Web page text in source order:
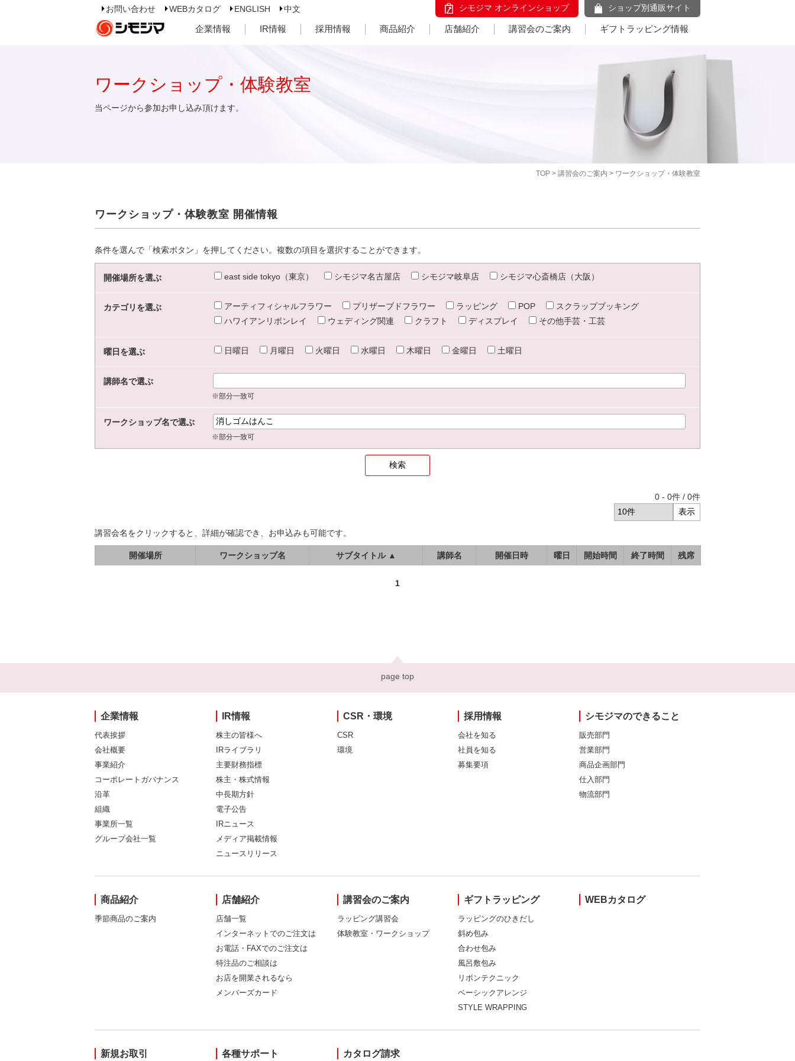
お問い合わせ WEBカタログ ENGLISH 中文 シモジマ オンラインショップ ショップ別通販サイト
企業情報 IR情報 採用情報 商品紹介 店舗紹介 講習会のご案内 ギフトラッピング情報
TOP > 講習会のご案内 > ワークショップ・体験教室
ワークショップ・体験教室
当ページから参加お申し込み頂けます。
ワークショップ・体験教室 開催情報
条件を選んで「検索ボタン」を押してください。複数の項目を選択することができます。
開催場所を選ぶ east side tokyo（東京） シモジマ名古屋店 シモジマ岐阜店 シモジマ心斎橋店（大阪）
カテゴリを選ぶ アーティフィシャルフラワー プリザーブドフラワー ラッピング POP
スクラップブッキング
ハワイアンリボンレイ
ウェディング関連 クラフト ディスプレイ その他手芸・工芸
曜日を選ぶ 日曜日 月曜日 火曜日 水曜日 木曜日 金曜日 土曜日
講師名で選ぶ
※部分一致可
ワークショップ名で選ぶ
※部分一致可
0 - 0件 / 0件
講習会名をクリックすると、詳細が確認でき、お申込みも可能です。
開催場所 ワークショップ名 サブタイトル ▲ 講師名 開催日時 曜日 開始時間 終了時間 残席
1
page top
企業情報
代表挨拶
会社概要
事業紹介
コーポレートガバナンス
沿革
組織
事業所一覧
グループ会社一覧
IR情報
株主の皆様へ
IRライブラリ
主要財務指標
株主・株式情報
中長期方針
電子公告
IRニュース
メディア掲載情報
ニュースリリース
CSR・環境
CSR
環境
採用情報
会社を知る
社員を知る
募集要項
シモジマのできること
販売部門
営業部門
商品企画部門
仕入部門
物流部門
商品紹介
季節商品のご案内
店舗紹介
店舗一覧
インターネットでのご注文は
お電話・FAXでのご注文は
特注品のご相談は
お店を開業されるなら
メンバーズカード
講習会のご案内
ラッピング講習会
体験教室・ワークショップ
ギフトラッピング
ラッピングのひきだし
斜め包み
合わせ包み
風呂敷包み
リボンテクニック
ベーシックアレンジ
STYLE WRAPPING
WEBカタログ
新規お取引 各種サポート カタログ請求